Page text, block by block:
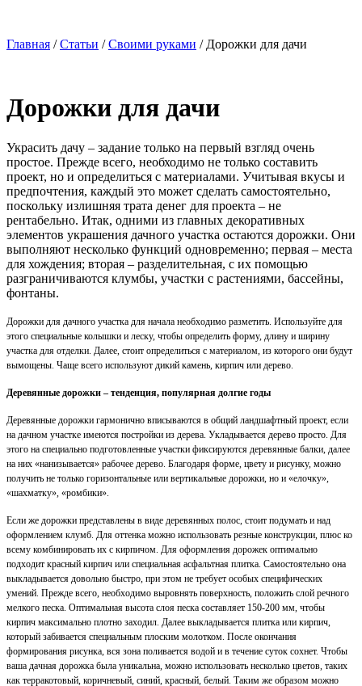
Главная /Статьи /Своими руками / Дорожки для дачи
Дорожки для дачи
Украсить дачу – задание только на первый взгляд очень
простое. Прежде всего, необходимо не только составить
проект, но и определиться с материалами. Учитывая вкусы и
предпочтения, каждый это может сделать самостоятельно,
поскольку излишняя трата денег для проекта – не
рентабельно. Итак, одними из главных декоративных
элементов украшения дачного участка остаются дорожки. Они
выполняют несколько функций одновременно; первая – места
для хождения; вторая – разделительная, с их помощью
разграничиваются клумбы, участки с растениями, бассейны,
фонтаны.
Дорожки для дачного участка для начала необходимо разметить. Используйте для
этого специальные колышки и леску, чтобы определить форму, длину и ширину
участка для отделки. Далее, стоит определиться с материалом, из которого они будут
вымощены. Чаще всего используют дикий камень, кирпич или дерево.
Деревянные дорожки – тенденция, популярная долгие годы
Деревянные дорожки гармонично вписываются в общий ландшафтный проект, если
на дачном участке имеются постройки из дерева. Укладывается дерево просто. Для
этого на специально подготовленные участки фиксируются деревянные балки, далее
на них «нанизывается» рабочее дерево. Благодаря форме, цвету и рисунку, можно
получить не только горизонтальные или вертикальные дорожки, но и «елочку»,
«шахматку», «ромбики».
Если же дорожки представлены в виде деревянных полос, стоит подумать и над
оформлением клумб. Для оттенка можно использовать резные конструкции, плюс ко
всему комбинировать их с кирпичом. Для оформления дорожек оптимально
подходит красный кирпич или специальная асфальтная плитка. Самостоятельно она
выкладывается довольно быстро, при этом не требует особых специфических
умений. Прежде всего, необходимо выровнять поверхность, положить слой речного
мелкого песка. Оптимальная высота слоя песка составляет 150-200 мм, чтобы
кирпич максимально плотно заходил. Далее выкладывается плитка или кирпич,
который забивается специальным плоским молотком. После окончания
формирования рисунка, вся зона поливается водой и в течение суток сохнет. Чтобы
ваша дачная дорожка была уникальна, можно использовать несколько цветов, таких
как терракотовый, коричневый, синий, красный, белый. Таким же образом можно